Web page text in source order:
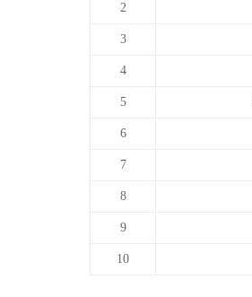
2
3
4
5
6
7
8
9
10